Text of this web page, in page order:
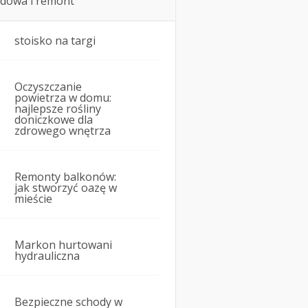
stoisko na targi
Oczyszczanie
powietrza w domu:
najlepsze rośliny
doniczkowe dla
zdrowego wnętrza
Remonty balkonów:
jak stworzyć oazę w
mieście
Markon hurtowani
hydrauliczna
Bezpieczne schody w